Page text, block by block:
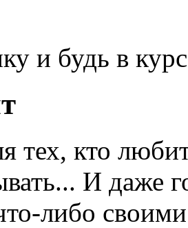
и будь в
тех, кто
И даже
либо